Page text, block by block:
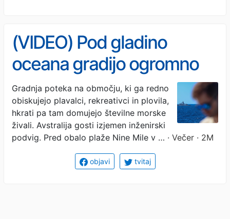
(VIDEO) Pod gladino
oceana gradijo ogromno
strukturo za milijone litrov
pitne vode
Gradnja poteka na območju, ki ga redno
obiskujejo plavalci, rekreativci in plovila,
hkrati pa tam domujejo številne morske
živali. Avstralija gosti izjemen inženirski
podvig. Pred obalo plaže Nine Mile v … · Večer · 2M
objavi tvitaj